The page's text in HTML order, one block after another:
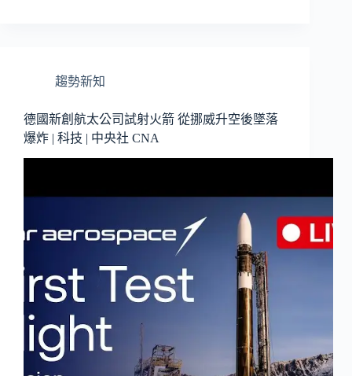
趨勢新知
德國新創航太公司試射火箭 從挪威升空後墜落
爆炸 | 科技 | 中央社 CNA